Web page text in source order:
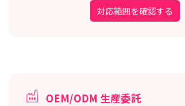
対応範囲を確認する
OEM/ODM 生産委託